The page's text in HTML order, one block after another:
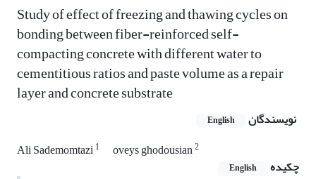
Study of effect of freezing and thawing cycles on
bonding between fiber-reinforced self-
compacting concrete with different water to
cementitious ratios and paste volume as a repair
layer and concrete substrate
نویسندگان English
Ali Sademomtazi1 oveys ghodousian2
چکیده English